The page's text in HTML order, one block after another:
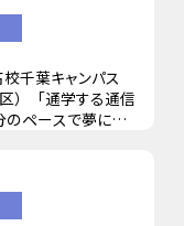
千葉キャンパス
） 「通学する通信
ペースで夢に挑